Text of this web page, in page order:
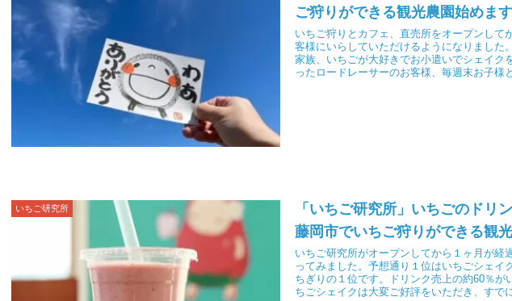
ご狩りができる観光農園始めま
いちご狩りとカフェ、直売所をオープンして
客様にいらしていただけるようになりました
家族、いちごが大好きでお小遣いでシェイク
ったロードレーサーのお客様、毎週末お子様
いちご研究所
「いちご研究所」いちごのドリ
藤岡市でいちご狩りができる観
いちご研究所がオープンしてから１ヶ月が経
ってみました。予想通り１位はいちごシェイ
ちぎりの１位です。ドリンク売上の約60％
ちごシェイクは大変ご好評をいただき、すで